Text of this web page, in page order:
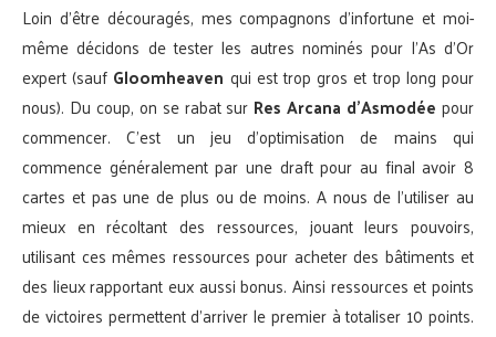
Loin d’être découragés, mes compagnons d’infortune et moi-
même décidons de tester les autres nominés pour l’As d’Or
expert (sauf Gloomheaven qui est trop gros et trop long pour
nous). Du coup, on se rabat sur Res Arcana d’Asmodée pour
commencer. C’est un jeu d’optimisation de mains qui
commence généralement par une draft pour au final avoir 8
cartes et pas une de plus ou de moins. A nous de l’utiliser au
mieux en récoltant des ressources, jouant leurs pouvoirs,
utilisant ces mêmes ressources pour acheter des bâtiments et
des lieux rapportant eux aussi bonus. Ainsi ressources et points
de victoires permettent d’arriver le premier à totaliser 10 points.